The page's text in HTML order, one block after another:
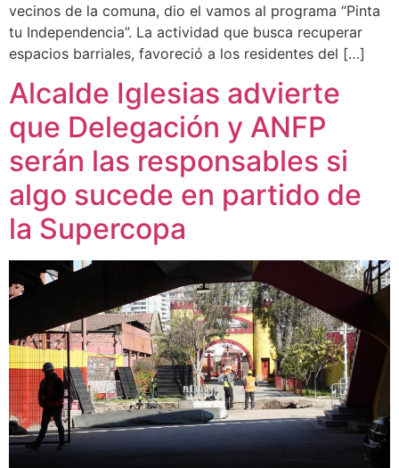
vecinos de la comuna, dio el vamos al programa “Pinta
tu Independencia”. La actividad que busca recuperar
espacios barriales, favoreció a los residentes del […]
Alcalde Iglesias advierte
que Delegación y ANFP
serán las responsables si
algo sucede en partido de
la Supercopa